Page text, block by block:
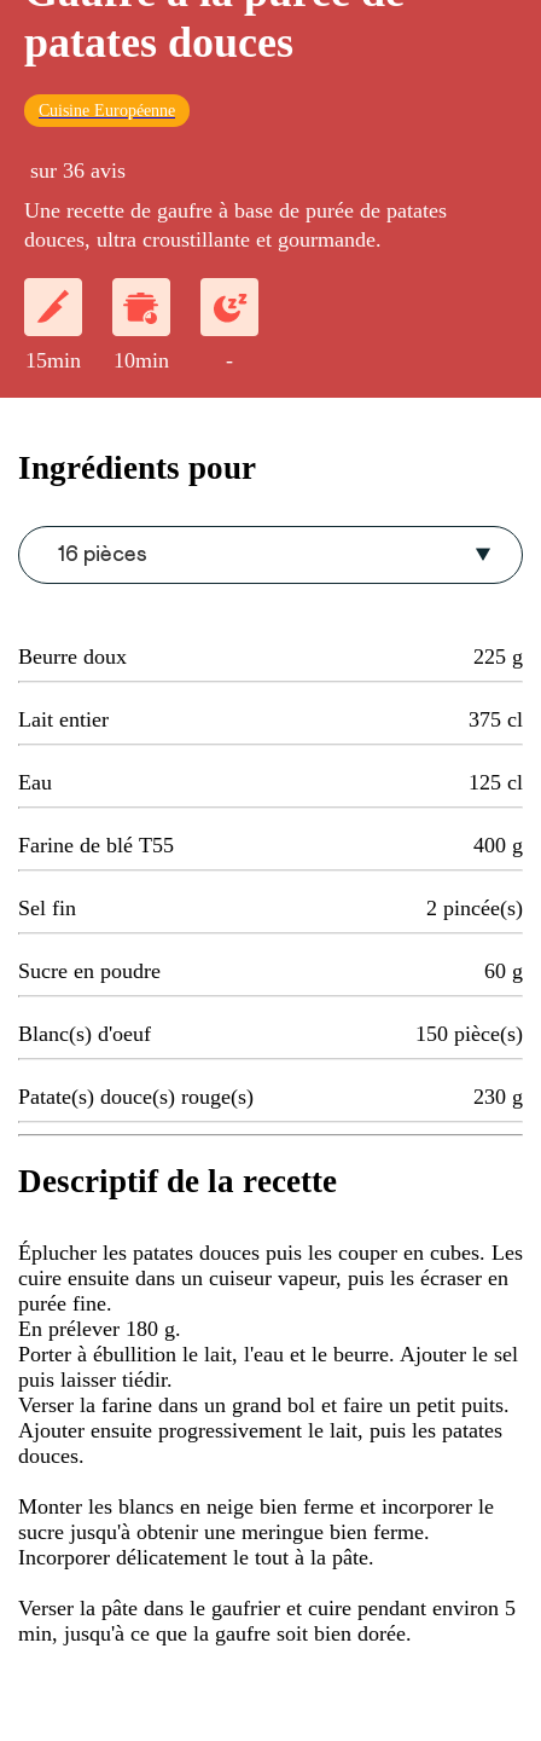
patates douces
Cuisine Européenne
sur 36 avis
Une recette de gaufre à base de purée de patates
douces, ultra croustillante et gourmande.
15min 10min -
Ingrédients pour
16 pièces
Beurre doux 225 g
Lait entier 375 cl
Eau 125 cl
Farine de blé T55 400 g
Sel fin 2 pincée(s)
Sucre en poudre 60 g
Blanc(s) d'oeuf 150 pièce(s)
Patate(s) douce(s) rouge(s) 230 g
Descriptif de la recette
Éplucher les patates douces puis les couper en cubes. Les
cuire ensuite dans un cuiseur vapeur, puis les écraser en
purée fine.
En prélever 180 g.
Porter à ébullition le lait, l'eau et le beurre. Ajouter le sel
puis laisser tiédir.
Verser la farine dans un grand bol et faire un petit puits.
Ajouter ensuite progressivement le lait, puis les patates
douces.
Monter les blancs en neige bien ferme et incorporer le
sucre jusqu'à obtenir une meringue bien ferme.
Incorporer délicatement le tout à la pâte.
Verser la pâte dans le gaufrier et cuire pendant environ 5
min, jusqu'à ce que la gaufre soit bien dorée.